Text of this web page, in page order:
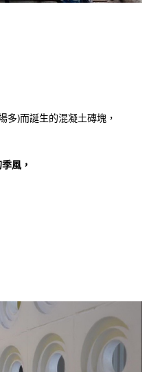
多)而誕生的混凝土磚塊，
風，